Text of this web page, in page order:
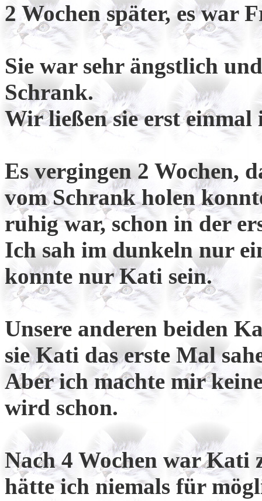
2 Wochen später, es war
Sie war sehr ängstlich
Schrank.
Wir ließen sie erst
Es vergingen 2 Wochen,
vom Schrank holen
ruhig war, schon in der
Ich sah im dunkeln nur
konnte nur Kati sein.
Unsere anderen beiden
sie Kati das erste Mal
Aber ich machte mir
wird schon.
Nach 4 Wochen war Kati
hätte ich niemals für